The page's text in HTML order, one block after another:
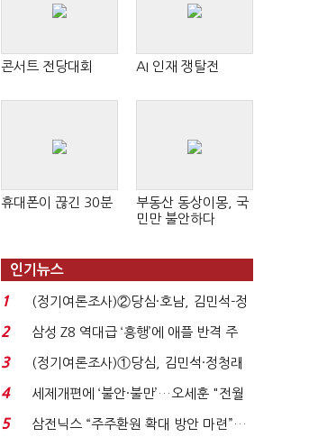
콘서트 전당대회 AI 인재 쟁탈전
휴대폰이 끊긴 30분
부동산 동상이몽, 국
민만 불안하다
인기뉴스
1
(정기여론조사)②당심·호남, 김민석-정
청래 '초접전'...
2
삼성 Z8 역대급 ‘흥행’에 애플 반격 주
목…9월 ‘폴...
3
(정기여론조사)①당심, 김민석·정청래
'초접전'…대통령 ...
4
세제개편에 ‘불안·불만’…오세훈 "전월
세 구하기 더 ...
5
삼전닉스 “주주환원 확대 방안 마련”…